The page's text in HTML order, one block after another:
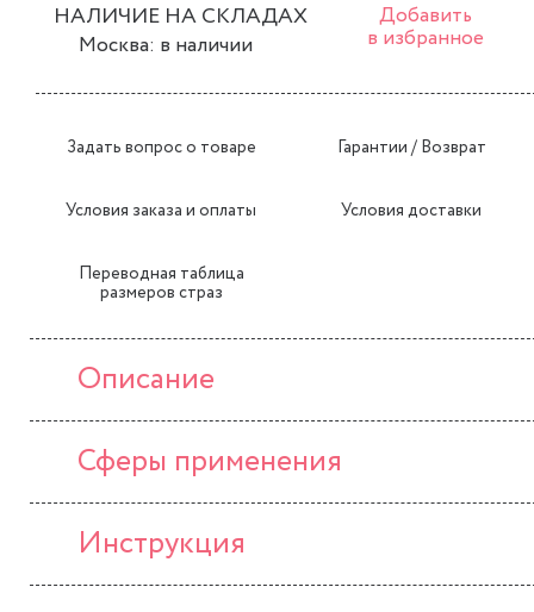
НАЛИЧИЕ НА СКЛАДАХ
Москва: в наличии
Добавить
в избранное
Задать вопрос о товаре Гарантии / Возврат
Условия заказа и оплаты Условия доставки
Переводная таблица
размеров страз
Описание
Сферы применения
Инструкция